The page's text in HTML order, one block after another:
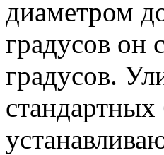
диаметром
градусов он
градусов.